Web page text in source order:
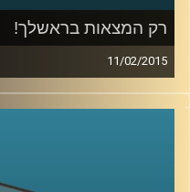
רק המצאות בראשלך!
11/02/2015
דוקטור נעם
כבר במהלך לימודי